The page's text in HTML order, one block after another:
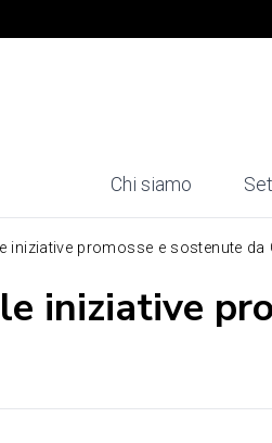
Chi siamo
iniziative promosse e sostenute da
iniziative